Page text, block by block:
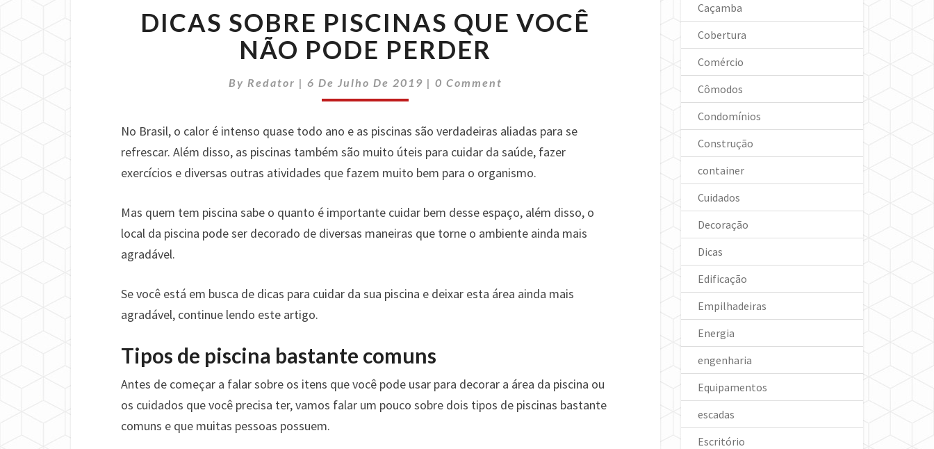
SOBRE
PISCINAS
QUE
NÃO
PERDER
DICAS SOBRE PISCINAS QUE VOCÊ
NÃO PODE PERDER
By Redator | 6 De Julho De 2019 | Comments
0 Comment
No Brasil, o calor é intenso quase todo ano e as piscinas são verdadeiras aliadas para se
refrescar. Além disso, as piscinas também são muito úteis para cuidar da saúde, fazer
exercícios e diversas outras atividades que fazem muito bem para o organismo.
Mas quem tem piscina sabe o quanto é importante cuidar bem desse espaço, além disso, o
local da piscina pode ser decorado de diversas maneiras que torne o ambiente ainda mais
agradável.
Se você está em busca de dicas para cuidar da sua piscina e deixar esta área ainda mais
agradável, continue lendo este artigo.
Tipos de piscina bastante comuns
Antes de começar a falar sobre os itens que você pode usar para decorar a área da piscina ou
os cuidados que você precisa ter, vamos falar um pouco sobre dois tipos de piscinas bastante
comuns e que muitas pessoas possuem.
Caçamba
Cobertura
Comércio
Cômodos
Condomínios
Construção
container
Cuidados
Decoração
Dicas
Edificação
Empilhadeiras
Energia
engenharia
Equipamentos
escadas
Escritório